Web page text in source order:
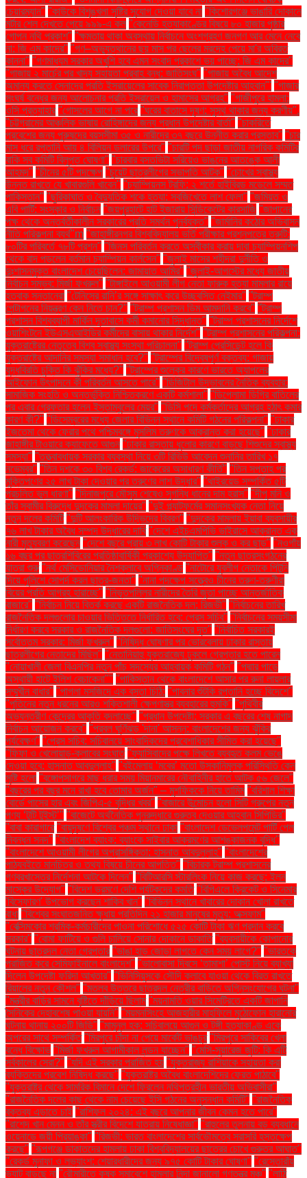
চেয়ারম্যান" "কাউকে বিশৃঙ্খলা সৃষ্টির সুযোগ দেওয়া যাবে না "কিশোরগঞ্জে ভাঙারি দোকানে
মর্টার শেল দেখতে পেয়ে ৯৯৯-এ কল "কেনেডি হত্যাকাণ্ডের বিষয়ে ৮০ হাজার পৃষ্ঠার
গোপন নথি প্রকাশ" "ক্ষমতায় থাকা অবস্থায় নির্বাচনে অংশগ্রহণ জনগণ আর মেনে নেবে
না: জি এম কাদের" "গণ–অভ্যুত্থানের ছয় মাস পর ছেলের মরদেহ পেয়ে মা'র অবিরত
কান্না" "গণমাধ্যম সরকার অখুশি হবে এমন সংবাদ প্রকাশে ভয় পাচ্ছে: জি এম কাদের"
"গাজায় ২ মার্চের পর খাদ্য সহায়তা প্রবাহ বন্ধ: জাতিসংঘ" "গাজায় অবৈধ আদেশ
অমান্য করতে সেনাদের প্রতি ইসরায়েলের সাবেক নিরাপত্তা উপদেষ্টার আহ্বান"' "গাজার
সংঘর্ষ বন্ধের জন্য আলোচনার প্রতি ইসরায়েল ও হামাসের আগ্রহ" "গাজীপুরে হামলা:
ওসি প্রত্যাহার "গোসলের আগে না পরে "ঘরের বাতাসে দূষণ: সুস্থ থাকার জন্য করণীয়".
"চট্টগ্রামের আঞ্চলিক ভাষায় রোহিঙ্গাদের জন্য প্রধান উপদেষ্টার বার্তা" "চাকরিতে
প্রবেশের জন্য পুরুষদের বয়সসীমা ৩৫ ও নারীদের ৩৭ বছরে উন্নীত করার প্রস্তাব" "চার
মাস ধরে রপ্তানি আয় ৪ বিলিয়ন ডলারের উপরে" "চারটি পদ ছাড়া জাতীয় নাগরিক কমিটির
বাকি সব কমিটি বিলুপ্ত ঘোষণা" "চারবার বসতভিটা সরিয়েও ভাঙনের আতঙ্কে আলী
আহমদ" "চীনের ৫টি পদক্ষেপ "চুয়েট ছাত্রলীগের সভাপতি আটক" "চোখের স্বাস্থ্য
উন্নত রাখতে যে খাবারগুলি খাবেন" "চ্যাম্পিয়নস ট্রফি: ২ শর্তে হাইব্রিড মডেলে সম্মত
পাকিস্তান" "ছুরিকাঘাত ও বৈদ্যুতিক শকে হত্যা: সবজিখেতে লাশ ফেলা" "জমিয়ত ও
এবি পার্টি: সংস্কার ও নির্বাচন "জয়পুরহাটে হাট ইজারায় সিন্ডিকেটের কারসাজি "জাপানের
পক্ষ থেকে অন্তর্বর্তীকালীন সরকারের প্রতি সমর্থন পুনর্ব্যক্ত" "জার্মানির কঠোর অভিবাসন
নীতি পরিকল্পনা ব্যর্থ"m "জাহাঙ্গীরনগর বিশ্ববিদ্যালয় ভর্তি পরীক্ষার প্রশ্নপত্রে ত্রুটি:
৮০টির পরিবর্তে ৭৮টি প্রশ্ন" "জিনস পরিবর্তন করতে অস্বীকার করায় দাবা চ্যাম্পিয়নশিপ
থেকে বাদ পড়লেন বর্তমান চ্যাম্পিয়ন কার্লসেন" "জুলাই মাসের শহীদরা দুর্নীতি ও
দুঃশাসনমুক্ত বাংলাদেশ চেয়েছিলেন: জামায়াত আমির" "জুলাই-আগস্টের মধ্যে জাতীয়
নির্বাচন সম্ভব: মির্জা ফখরুল" "টাঙ্গাইলে আওয়ামী লীগ নেতা ফারুক হত্যা মামলার রায়ে
হতবাক সন্তানেরা "টেনিসের রানি’র সঙ্গে সাক্ষাৎ করে উচ্ছ্বসিত নেইমার" "ট্রাম্প
পেন্টাগনের নিয়ন্ত্রণ কেন নিতে চান?" "ট্রাম্প প্রশাসন ডিম আমদানি করবে" "ট্রাম্প
প্রশাসন বিশ্বব্যাপী মার্কিন দূতাবাসে কর্মী কমানোর সিদ্ধান্ত" "ট্রাম্প প্রশাসনের নির্দেশে
ওয়াশিংটনে ইউএসএআইডির কর্মীদের বাসায় থাকার নির্দেশ" "ট্রাম্প প্রশাসনের পরিকল্পনা:
যুক্তরাষ্ট্রের নেতৃত্বে বিশ্ব স্বাস্থ্য সংস্থা পরিচালনা" "ট্রাম্প প্রেসিডেন্ট হলে কি
যুক্তরাষ্ট্রে আদানির সমস্যা সমাধান হবে?" "ট্রাম্পের বিদ্বেষপূর্ণ বক্তব্য: গাজায়
যুদ্ধবিরতি চুক্তি কি ঝুঁকির মধ্যে?" "ট্রাম্পের শুল্কের কারণে ভারতে অ্যাপলের
আইফোন উৎপাদনে কী পরিবর্তন আসতে পারে" "ডিজিটাল উদ্ভাবনের নৈতিক ব্যবহার:
সামাজিক সংহতি ও অন্তর্ভুক্তি নিশ্চিতকরণে একটি কর্মশালা" "ডিপ্লোমা ডিগ্রি বাতিলের
পর এবার গ্রেফতার হলেন ইস্তাম্বুলের মেয়র" "ডিসি পদে কর্মকর্তাদের আগ্রহ হঠাৎ কমার
কারণ কী?" "ডিসেম্বরের মধ্যে জেলার বিভিন্ন স্থানে কমিটি গঠনের পরিকল্পনা" "ঢাকার
ইজতেমা থেকে ফেরার পথে পশ্চিমবঙ্গে মুসলিম তরুণকে আক্রান্ত করা হয়েছে" "ঢাকার
জাহাঙ্গীর টাওয়ারে ক্যাফেতে আগুন "ঢাকার রাস্তায় ধুলোর কারণে বাড়ছে শিশুদের স্বাস্থ্য
সমস্যা" "তত্ত্বাবধায়ক সরকার ব্যবস্থা নিয়ে ৩টি রিভিউ আবেদন শুনানির তারিখ ১৭
নভেম্বর" "তিন দশকে ৩০ বিশ্ব রেকর্ড: জাকেরের অসাধারণ কীর্তি" "তিন সপ্তাহ পর
মুক্তিপণের ২৫ লাখ টাকা দেওয়ার পর তরুণের লাশ উদ্ধার" "থাইরয়েড সম্পর্কিত ৫টি
প্রচলিত ভুল ধারণা" "দিনাজপুরে মৌসুম শেষেও সুগন্ধি ধানের দাম হ্রাস" "দীপু মনি ও
তাঁর স্বামীর বিরুদ্ধে দুদকের মামলা দায়ের" "দুই প্ল্যাটফর্মের সমানসংখ্যক নেতা নিয়ে
নতুন দলের কমিটি "দুটি আলংকারিক উদ্ভিদের বিবরণ" "দুদকের মামলায় ইয়াবা ব্যবসায়ীর
৭৬ লাখ টাকার অবৈধ সম্পদ উদ্ধারের দাবি "দেশে এইচএমপিভি ভাইরাসে আক্রান্ত এক
নারী মৃত্যুবরণ করেছেন "দেশে বছরে প্রায় ৩ লাখ কোটি টাকার শুল্ক ও কর ছাড়" "নওগাঁয়
১৬ বছর পর ছাত্রশিবিরের প্রতিষ্ঠাবার্ষিকী প্রকাশ্যে উদযাপিত" "নতুন ছাত্রসংগঠনের
যাত্রা শুরু "নর্থ মেসিডোনিয়ার নৈশক্লাবে অগ্নিকাণ্ড "নাটোরে যুবলীগ নেতাকে পিটুনি
দিয়ে পুলিশে সোপর্দ করল ছাত্র-জনতা" "নানা পদক্ষেপ সত্ত্বেও চীনের তরুণ-তরুণীরা
বিয়ের প্রতি আগ্রহ হারাচ্ছে" "নিভৃতপল্লির নারীদের তৈরি জুতা পাচ্ছে আন্তর্জাতিক
বাজারে" "নির্বাচন নিয়ে বিতর্ক করছে একটি রাজনৈতিক দল: রিজভী" "নির্বাচনের তারিখ
রাজনৈতিক দলগুলোর চাওয়ার ভিত্তিতে নির্ধারিত হবে: প্রেস সচিব" "নির্বাচনের সময়সীমা
নির্ধারণ করবে সরকার ও রাজনৈতিক দলগুলো: জাতিসংঘের দূত" "নির্বাচিত সরকারই
সর্বোত্তম সরকার: মির্জা ফখরুল" "নিষিদ্ধ ঘোষণার পর ভোরবেলায় ঢাকার রাস্তায়
ছাত্রলীগের নেতাদের মিছিল" "নেতানিয়াহু যুক্তরাজ্যে ঢুকলে গ্রেপ্তার হতে পারেন
"নোয়াখালী জেলা বিএনপির নতুন পাঁচ সদস্যের আহ্বায়ক কমিটি গঠন" "পদ্মার পাড়ে
অস্থায়ী হাটে ইলিশ বেচাকেনা"'' "পাকিস্তান থেকে বাংলাদেশে আসার পর রুনা লায়লার
সম্মুখীন বাধার" "পাগলা মসজিদে এক বস্তা চিঠি: "পাবনার শুঁটকি রপ্তানি হচ্ছে বিদেশে"
"পুতিনের নতুন ধরনের আরও শক্তিশালী ক্ষেপণাস্ত্র ব্যবহারের হুমকি" "পৃথিবীর
অভ্যন্তরীণ কেন্দ্রের আকৃতি বদলাচ্ছে" "প্রধান উপদেষ্টা: সরকার এ বছরের শেষ নাগাদ
নির্বাচন আয়োজন করবে" "প্রবল ঘূর্ণিঝড় 'দানা' আসন্ন: বাংলাদেশের জন্য ঝুঁকির
পর্যবেক্ষণ" "প্রেস সচিব: সচিবালয়ে সাংবাদিকদের প্রবেশাধিকার সীমিত করা হয়েছে"
"ফিফা ও খেলোয়াড়-ক্লাবের সংঘাত "ফ্যাসিবাদের পক্ষে লিখতে ব্যবহৃত কলম ভেঙে
দেওয়া হবে: হাসনাত আবদুল্লাহ" "বইমেলায় ‘মবের’ মতো উসকানিমূলক পরিস্থিতি কেন
সৃষ্টি হলো "বঙ্গোপসাগরে মাছ ধরার সময় মিয়ানমারের নৌবাহিনীর হাতে আটক ৫৬ জেলে"
"বছরের পর বছর মনে রাখা হবে তোমার অর্জন" – মুশফিককে নিয়ে তামিম "বরিশাল শিক্ষা
বোর্ডে পাসের হার এবং জিপিএ-৫ বৃদ্ধির খবর" "বাজারে উন্মোচন হলো সিটি গ্রুপের নতুন
পণ্য ‘টুটি টুইস্ট’" "বাজেটে অর্থনৈতিক পুনরুদ্ধারে গুরুত্ব দেওয়ার আহ্বান সিপিডির"
"বাবা কারাগারে "বায়ুদূষণে বিশ্বের পঞ্চম স্থানে ঢাকা "বাংলাদেশ ডেভেলপমেন্ট পার্টি পেল
নিবন্ধন সনদ" "বাংলাদেশ ব্যাংক: ব্যাংকে সাইবার আক্রমণের আশঙ্কাজনক বৃদ্ধি"
"বাংলাদেশে আওয়ামী লীগের অপ্রাসঙ্গিকতা: হাসনাত আবদুল্লাহ" "বাংলাদেশের
পাঠ্যবইতে মানচিত্র ও তথ্য বিষয়ে চীনের আপত্তি" "বিচারক ট্রাম্প প্রশাসনের
গণবরখাস্তের নির্দেশনা আটকে দিলেন" "বিটিআরসি স্টারলিংক নিয়ে কাজ করছে: ইলন
মাস্কের উদ্যোগ" "বিদেশ ভ্রমণে দেশি পর্যটকদের কমতি "বিপিএলে ক্রিকেট ও সিনেমার
'বিস্ফোরণ' উপভোগ করছেন শাকিব খান" "বিভিন্ন স্থানে খাবারের দোকান খোলা রাখতে
বাধা "বিশ্বের সংঘাতজনিত ক্ষুধায় প্রতিদিন ২১ হাজার মানুষের মৃত্যু: অক্সফাম"
"বেক্সিমকোর শ্রমিক-কর্মচারীদের পাওনা পরিশোধে ৫২৫ কোটি টাকা ঋণ প্রদান করবে
সরকার" "বোমা ফাটিয়ে ও গুলি চালিয়ে সোনার দোকানে ডাকাতি "ব্যবসায়ীকে কোপানোর
ঘটনায় ছাত্রদল নেতা গ্রেপ্তার "ভাঙা হাড় জোড়া লাগতে কেন সময় লাগে?" "ভারতকে
পরাজিত করে সেমিফাইনালে বাংলাদেশ" "ভালোবাসা দিবসে ‘তামাশা’ পোস্ট নিয়ে ব্যাখ্যা
দিলেন উপদেষ্টা ফরিদা আখতার" "ভিনিসিয়ুসকে সৌদি ক্লাবে যাওয়া থেকে বিরত রাখতে
রিয়ালের নতুন কৌশল" "মতলব উত্তরে ছাত্রদল নেত্রীর বাড়িতে অগ্নিসংযোগের ঘটনা"
"মন্ত্রীর বাড়ির সামনে বৃষ্টিতে দাঁড়িয়ে ছিলাম "ময়নামতি ওয়ার সিমেট্রিতে একটি জাপানি
সৈনিকের দেহাবশেষ পাওয়া যায়নি" "ময়মনসিংহে আজহারীর মাহফিলে মুঠোফোন হারানোর
ঘটনায় থানায় ২০০টি জিডি" "মামুনুল হক: সচিবালয়ে আগুন ও টঙ্গী হত্যাকাণ্ড একে
অপরের সাথে সম্পর্কিত "মিরপুরে চাঁদা না পেয়ে মার্কেট ভাঙচুর "মিরপুরে সাকিবের খেলা
বন্ধে বিক্ষোভ "মির্জা ফখরুল আগামীকাল লন্ডন যাচ্ছেন" "মেসি-সুয়ারেজ জুটি: কি এটি
সর্বকালের সেরা?" "যদি এই সরকার পরাজিত হয় "যুক্তরাজ্য রাশিয়াকে সহায়তা করা
ব্যক্তিদের প্রবেশ নিষিদ্ধ করছে" "যুক্তরাষ্ট্র অবৈধ বাংলাদেশিদের ফেরত পাঠাবে"
"যুক্তরাষ্ট্র থেকে সামরিক বিমানে দেশে ফিরলেন নথিপত্রহীন ভারতীয় অভিবাসীরা"
"রাজনৈতিক দলের কাছ থেকে নাম চেয়েছে ইসি গঠনের অনুসন্ধান কমিটি" "রাজনৈতিক
বক্তব্য এড়াতে চাই "রাশিফল ২০২৪: এই বছরে আপনার জীবন কেমন হতে পারে"
"রাশেদ খান মেনন ও তাঁর স্ত্রীর বিদেশে যাত্রায় নিষেধাজ্ঞা" "রাহুলের তুলনায় বড় ব্যবধানে
ওয়েনাডে জয়ী প্রিয়াঙ্কা" "রিজভী: ভারত বাংলাদেশের সার্বভৌমত্বে সরাসরি হস্তক্ষেপ
করছে" "রূপগঞ্জে ডাকাতদের হামলায় ঢাকা বিশ্ববিদ্যালয়ের ছাত্রের চোখে গুরুতর আঘাত"
"রেকর্ড মুনাফা ও লভ্যাংশ: শেয়ারধারীদের জন্য ৯৭৫ কোটি টাকার ঘোষণা" "রেস্তোরাঁয়
ভ্যাট বাড়ছে না "রৌমারীতে কৃষক সমাবেশে হামলার নিন্দা জানালো গণতন্ত্র মঞ্চ" "লাঠি